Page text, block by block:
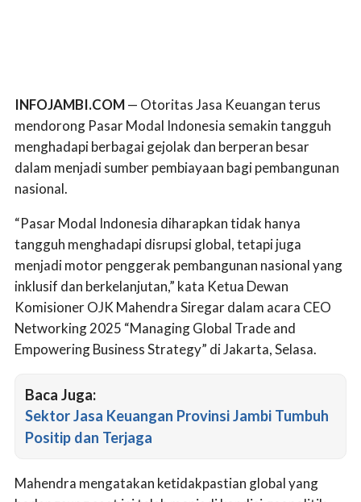
INFOJAMBI.COM— Otoritas Jasa Keuangan terus
mendorong Pasar Modal Indonesia semakin tangguh
menghadapi berbagai gejolak dan berperan besar
dalam menjadi sumber pembiayaan bagi pembangunan
nasional.
“Pasar Modal Indonesia diharapkan tidak hanya
tangguh menghadapi disrupsi global, tetapi juga
menjadi motor penggerak pembangunan nasional yang
inklusif dan berkelanjutan,” kata Ketua Dewan
Komisioner OJK Mahendra Siregar dalam acara CEO
Networking 2025 “Managing Global Trade and
Empowering Business Strategy” di Jakarta, Selasa.
Baca Juga:
Sektor Jasa Keuangan Provinsi Jambi Tumbuh
Positip dan Terjaga
Mahendra mengatakan ketidakpastian global yang